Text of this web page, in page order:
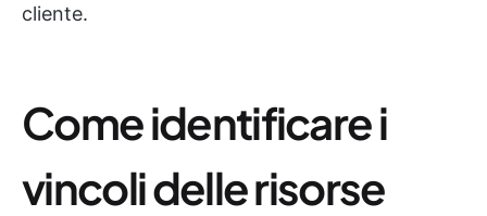
cliente.
Come identificare i
vincoli delle risorse